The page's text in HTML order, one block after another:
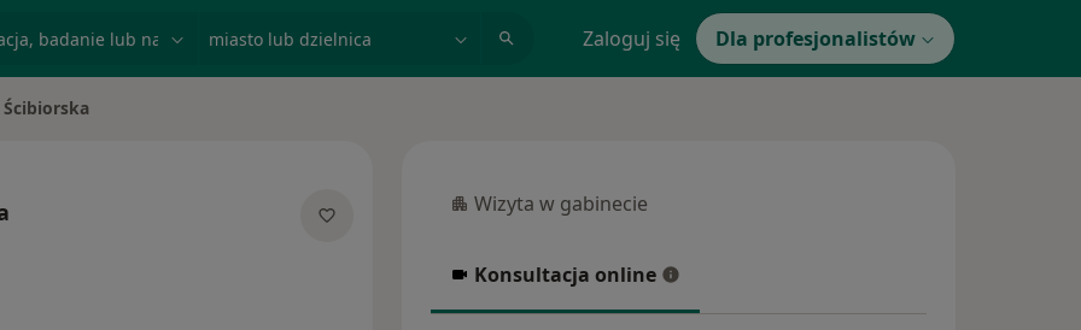
Zaloguj się Dla profesjonalistów
Wizyta w gabinecie
Wizyta w gabinecie
Konsultacja online
Konsultacja online